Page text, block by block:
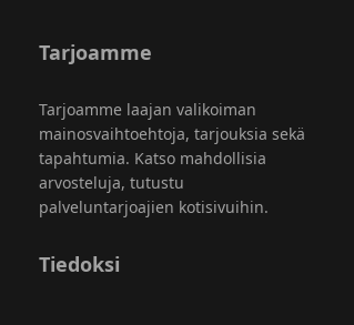
Tarjoamme
Tarjoamme laajan valikoiman
mainosvaihtoehtoja, tarjouksia sekä
tapahtumia. Katso mahdollisia
arvosteluja, tutustu
palveluntarjoajien kotisivuihin.
Tiedoksi